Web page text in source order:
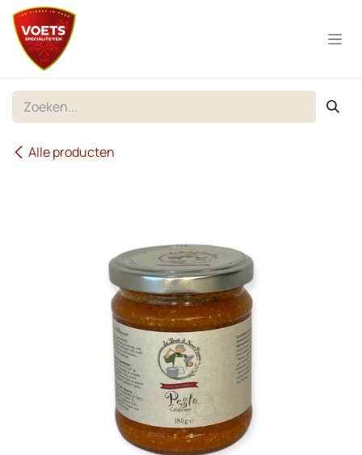
Overslaan naar inhoud
Alle producten